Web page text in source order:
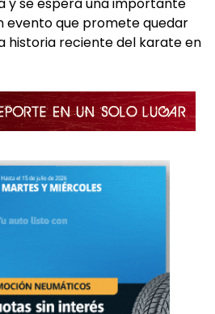
evento que promete quedar
historia reciente del karate en